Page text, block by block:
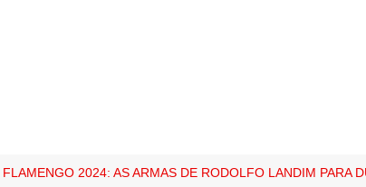
2024: AS ARMAS DE RODOLFO LANDIM PARA